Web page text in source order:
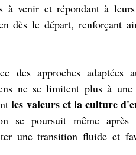
venir et répondant à
dès le départ, renforçant
des approches adaptées
ne se limitent plus à
les valeurs et la culture
se poursuit même après
une transition fluide et